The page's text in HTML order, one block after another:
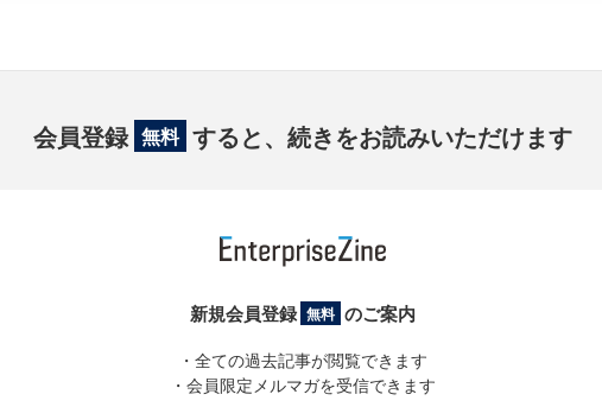
会員登録 無料 すると、続きをお読みいただけます
新規会員登録 無料 のご案内
・全ての過去記事が閲覧できます
・会員限定メルマガを受信できます